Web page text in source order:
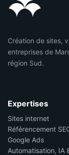
Création de sites,
entreprises de
région Sud.
Expertises
Sites internet
Référencement
Google Ads
Automatisation, IA